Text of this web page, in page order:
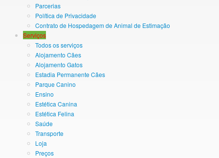
Parcerias
Política de Privacidade
Contrato de Hospedagem de Animal de Estimação
Serviços
Todos os serviços
Alojamento Cães
Alojamento Gatos
Estadia Permanente Cães
Parque Canino
Ensino
Estética Canina
Estética Felina
Saúde
Transporte
Loja
Preços